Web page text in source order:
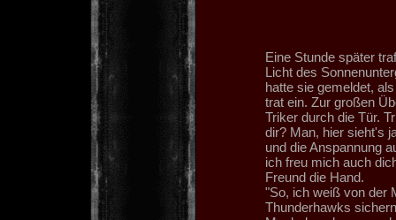
Eine Stunde später
Licht des
hatte sie gemeldet,
trat ein. Zur großen
Triker durch die Tür.
dir? Man, hier sieht's
und die Anspannung
ich freu mich auch
Freund die Hand.
"So, ich weiß von der
Thunderhawks